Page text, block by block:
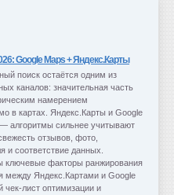
Google Maps + Яндекс.Карты
поиск остаётся одним из
каналов: значительная часть
намерением
в картах. Яндекс.Карты и Google
алгоритмы сильнее учитывают
отзывов, фото,
и соответствие данных.
ключевые факторы ранжирования
между Яндекс.Картами и Google
чек-лист оптимизации и